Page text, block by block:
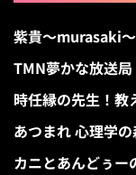
紫貴～murasaki
TMN夢かな放送局
時任縁の先生！教
あつまれ 心理学
カニとあんどぅー